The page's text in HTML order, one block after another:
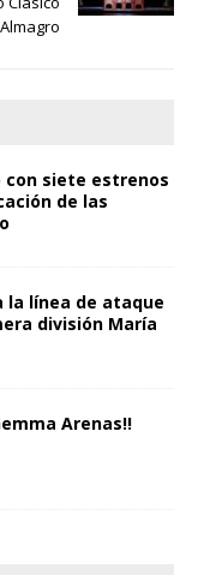
con siete estrenos
de las
la línea de ataque
división María
Arenas!!